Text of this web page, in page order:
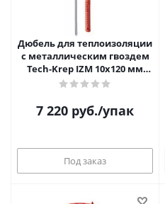
Дюбель для теплоизоляции
с металлическим гвоздем
Tech-Krep IZM 10х120 мм
(1000 шт/уп)
7 220 руб./упак
Под заказ